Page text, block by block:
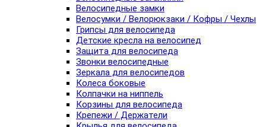
Велосипедные замки
Велосумки / Велорюкзаки / Кофры / Чехлы
Грипсы для велосипеда
Детские кресла на велосипед
Защита для велосипеда
Звонки велосипедные
Зеркала для велосипедов
Колеса боковые
Колпачки на ниппель
Корзины для велосипеда
Крепежи / Держатели